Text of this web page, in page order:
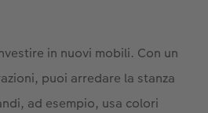
in nuovi mobili. Con un
puoi arredare la stanza
ad esempio, usa colori